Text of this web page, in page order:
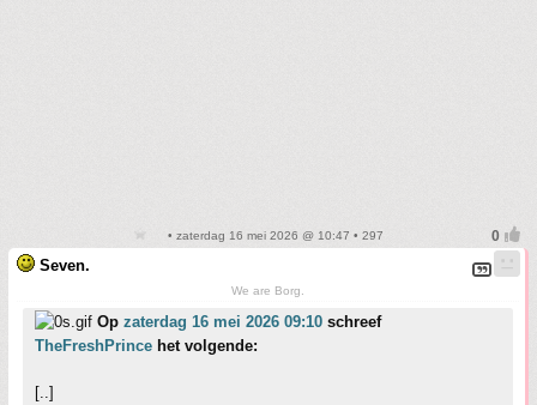
• zaterdag 16 mei 2026 @ 10:47 • 297
Seven.
We are Borg.
Op zaterdag 16 mei 2026 09:10 schreef
TheFreshPrince het volgende:
[..]